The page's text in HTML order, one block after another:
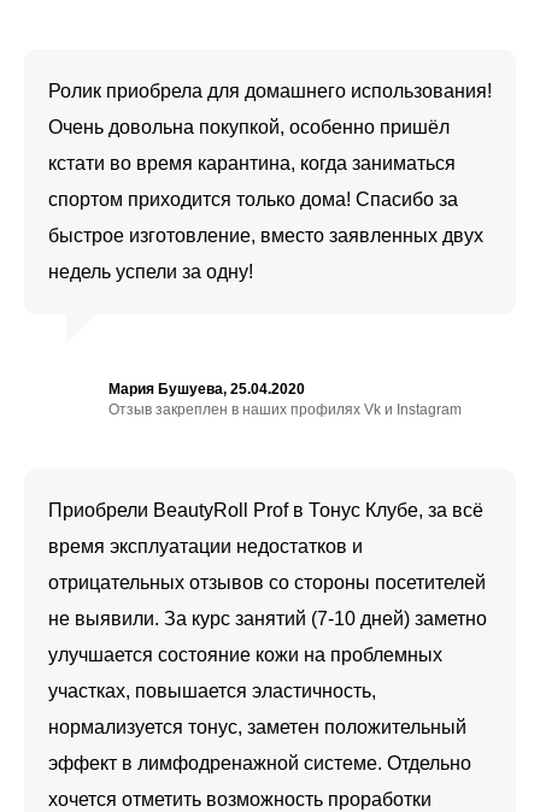
Ролик приобрела для домашнего использования!
Очень довольна покупкой, особенно пришёл
кстати во время карантина, когда заниматься
спортом приходится только дома! Спасибо за
быстрое изготовление, вместо заявленных двух
недель успели за одну!
Мария Бушуева, 25.04.2020
Отзыв закреплен в наших профилях Vk и Instagram
Приобрели BeautyRoll Prof в Тонус Клубе, за всё
время эксплуатации недостатков и
отрицательных отзывов со стороны посетителей
не выявили. За курс занятий (7-10 дней) заметно
улучшается состояние кожи на проблемных
участках, повышается эластичность,
нормализуется тонус, заметен положительный
эффект в лимфодренажной системе. Отдельно
хочется отметить возможность проработки